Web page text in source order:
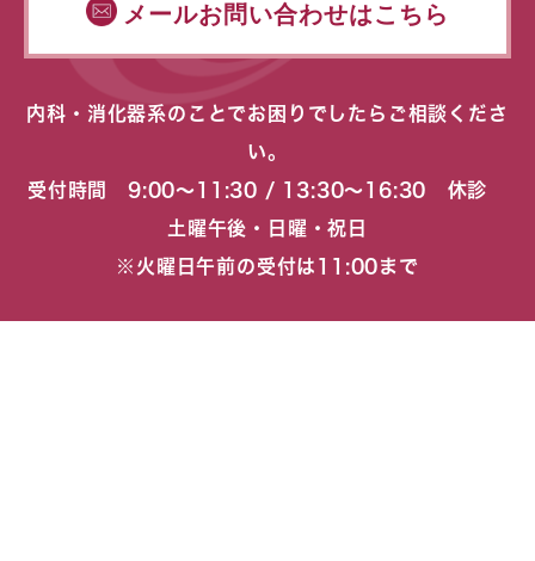
メールお問い合わせはこちら
内科・消化器系のことでお困りでしたらご相談くださ
い。
受付時間 9:00〜11:30 / 13:30〜16:30 休診
土曜午後・日曜・祝日
※火曜日午前の受付は11:00まで